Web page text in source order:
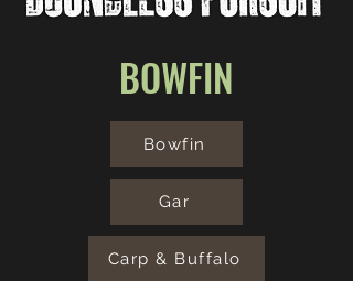
BOWFIN
Bowfin
Gar
Carp & Buffalo